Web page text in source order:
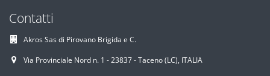
Contatti
Akros Sas di Pirovano Brigida e C.
Via Provinciale Nord n. 1 - 23837 - Taceno (LC), ITALIA